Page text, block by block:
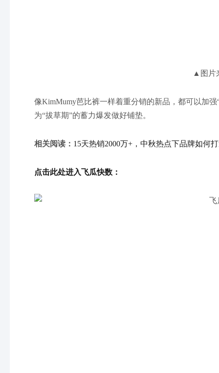
▲图片
像KimMumy芭比裤一样着重分销的新品，都可以加
为“拔草期”的蓄力爆发做好铺垫。
相关阅读： 15天热销2000万+，中秋热点下品牌如何
点击此处进入飞瓜快数：